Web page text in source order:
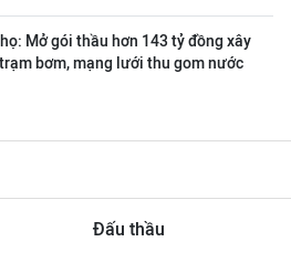
Mở gói thầu hơn 143 tỷ đồng xây
bơm, mạng lưới thu gom nước
Đấu thầu